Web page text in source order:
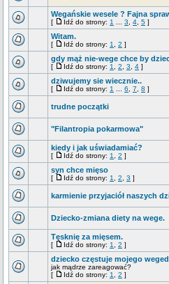
Wegańskie wesele ? Fajna
[ Idź do strony: 1 3 4 5 ]
Witam.
[ Idź do strony: 1 2 ]
gdy mąż nie-wege chce by
[ Idź do strony: 1 2 3 4 ]
dziwujemy sie wiecznie..
[ Idź do strony: 1 6 7 8 ]
trudne początki
"Filantropia pokarmowa"
kiedy i jak uświadamiać?
[ Idź do strony: 1 2 ]
syn chce mięso
[ Idź do strony: 1 2 3 ]
karmienie przyjaciół naszych
Dziecko-zmiana diety na wege.
Tęsknię za mięsem.
[ Idź do strony: 1 2 ]
dziecko częstuje mojego
jak mądrze zareagować?
[
Idź do strony: 1 2 ]